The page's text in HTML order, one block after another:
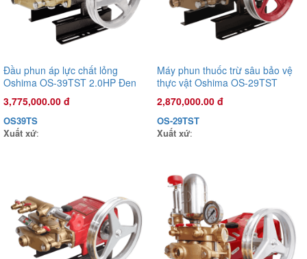
Đầu phun áp lực chất lỏng
Oshima OS-39TST 2.0HP Đen
(hoạt động bằng sức kéo động
cơ) (pittông sứ)
3,775,000.00 đ
OS39TS
Xuất xứ:
Máy phun thuốc trừ sâu bảo vệ
thực vật Oshima OS-29TST
1.0HP Đen (hoạt động bằng sức
kéo động cơ) (pittông sứ)
2,870,000.00 đ
OS-29TST
Xuất xứ: